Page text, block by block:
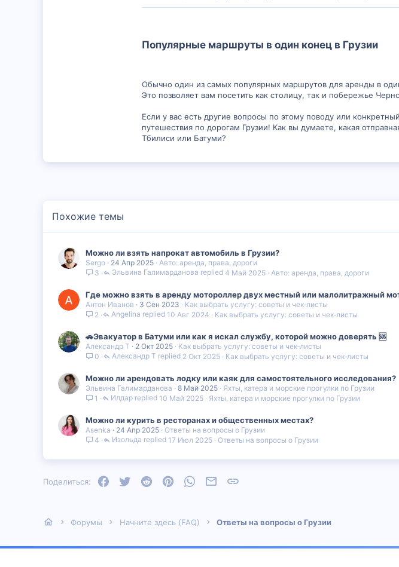
Популярные маршруты в один конец в Грузии​
Обычно один из самых популярных маршрутов для аренды в
Это позволяет вам посетить как столицу, так и побережье
Если у вас есть другие вопросы по этому поводу или
путешествия по дорогам Грузии! Как вы думаете, какая
Тбилиси или Батуми?
Похожие темы
Можно ли взять напрокат автомобиль в Грузии?
Sergo 24 Апр 2025
Авто: аренда, права, дороги
3
Авто: аренда, права, дороги
4 Май 2025
Эльвина Галимарданова
Где можно взять в аренду мотороллер двух местный или малолитражный
Антон Иванов 3 Сен 2023
Как выбрать услугу: советы и чек‑листы
2
Как выбрать услугу: советы и чек‑листы
10 Авг 2024
Angelina
🚗Эвакуатор в Батуми или как я искал службу, которой можно доверять 🆘
Александр Т 2 Окт 2025
Как выбрать услугу: советы и чек‑листы
0
Как выбрать услугу: советы и чек‑листы
2 Окт 2025
Александр Т
Можно ли арендовать лодку или каяк для самостоятельного исследования?
Эльвина Галимарданова 8 Май 2025
Яхты, катера и морские прогулки по Грузии
1
Яхты, катера и морские прогулки по Грузии
10 Май 2025
Илдар
Можно ли курить в ресторанах и общественных местах?
Asenka 24 Апр 2025 Ответы на вопросы о Грузии
4
Ответы на вопросы о Грузии
17 Июл 2025
Изольда
Поделиться: Facebook
Twitter Reddit PinterestWhatsAppЭлектронная почта
Форумы Начните здесь (FAQ) Ответы на вопросы о Грузии